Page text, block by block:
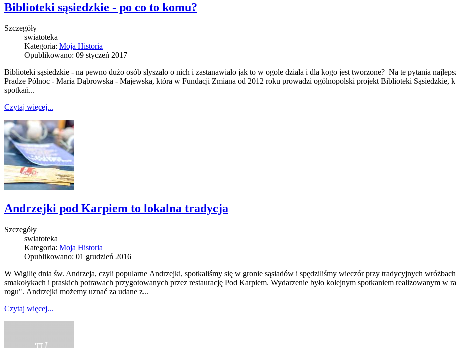
Biblioteki sąsiedzkie - po co to komu?
Szczegóły
swiatoteka
Kategoria: Moja Historia
Opublikowano: 09 styczeń 2017
Biblioteki sąsiedzkie - na pewno dużo osób słyszało o nich i zastanawiało jak to w ogole działa i dla kogo jest tworzone? Na te pytania
Pradze Północ - Maria Dąbrowska - Majewska, która w Fundacji Zmiana od 2012 roku prowadzi ogólnopolski projekt Biblioteki Sąsiedzkie,
spotkań...
Czytaj więcej...
Andrzejki pod Karpiem to lokalna tradycja
Szczegóły
swiatoteka
Kategoria: Moja Historia
Opublikowano: 01 grudzień 2016
W Wigilię dnia św. Andrzeja, czyli popularne Andrzejki, spotkaliśmy się w gronie sąsiadów i spędziliśmy wieczór przy tradycyjnych wróżbach,
smakołykach i praskich potrawach przygotowanych przez restaurację Pod Karpiem. Wydarzenie było kolejnym spotkaniem realizowanym
rogu". Andrzejki możemy uznać za udane z...
Czytaj więcej...